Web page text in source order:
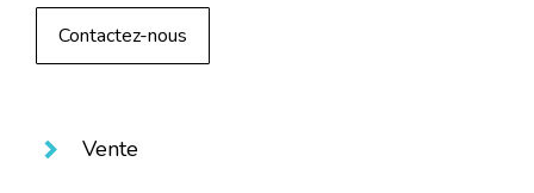
Contactez-nous
Vente